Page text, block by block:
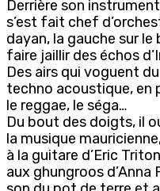
Derrière son
s’est fait chef
dayan, la gauche sur
faire jaillir des échos
Des airs qui voguent
techno acoustique, en
le reggae, le séga…
Du bout des doigts, il
la musique
à la guitare d’Eric
aux ghungroos